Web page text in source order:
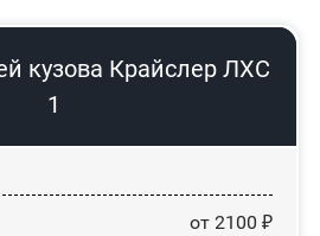
кузова Крайслер ЛХС
1
от 2100 ₽